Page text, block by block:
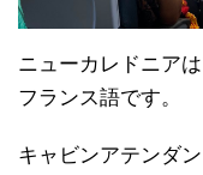
ニューカレドニア
フランス語です。
キャビンアテンダ